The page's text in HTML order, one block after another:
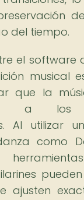
del tiempo.
el software
musical
que la
a los
Al utilizar
como
ajusten